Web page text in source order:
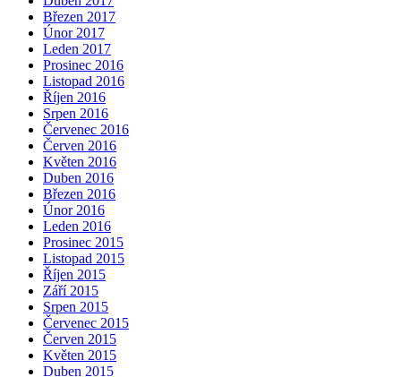
Březen 2017
Únor 2017
Leden 2017
Prosinec 2016
Listopad 2016
Říjen 2016
Srpen 2016
Červenec 2016
Červen 2016
Květen 2016
Duben 2016
Březen 2016
Únor 2016
Leden 2016
Prosinec 2015
Listopad 2015
Říjen 2015
Září 2015
Srpen 2015
Červenec 2015
Červen 2015
Květen 2015
Duben 2015